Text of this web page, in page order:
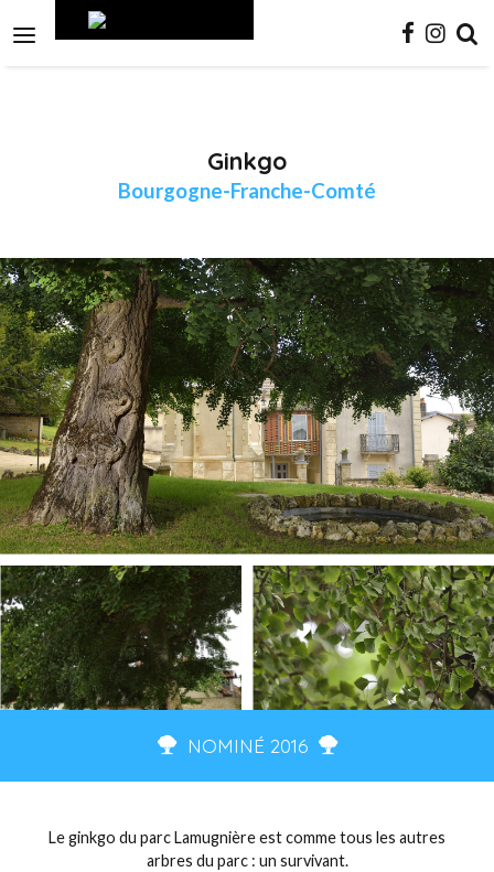
contenu.

Ginkgo
Bourgogne-Franche-Comté
NOMINÉ 2016
Le ginkgo du parc Lamugnière est comme tous les autres
arbres du parc : un survivant.